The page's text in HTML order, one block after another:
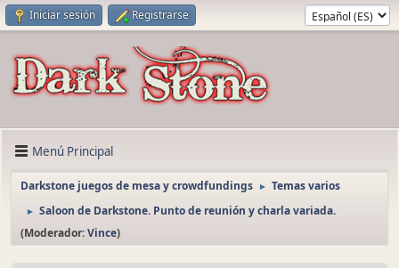
Iniciar sesión Registrarse
Menú Principal
Darkstone juegos de mesa y crowdfundings ► Temas varios
►
Saloon de Darkstone. Punto de reunión y charla variada.
(Moderador:Vince)